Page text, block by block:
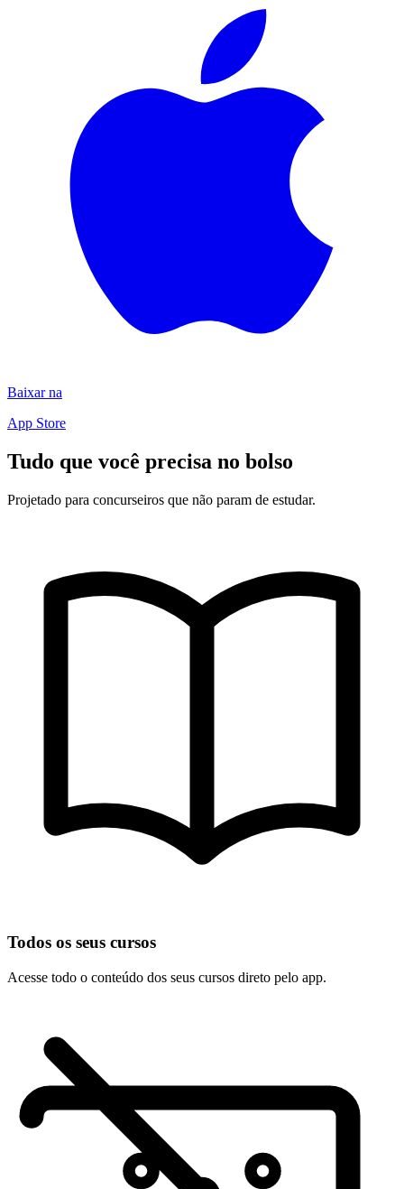
Baixar na
App Store
Tudo que você precisa no bolso
Projetado para concurseiros que não param de estudar.
Todos os seus cursos
Acesse todo o conteúdo dos seus cursos direto pelo app.